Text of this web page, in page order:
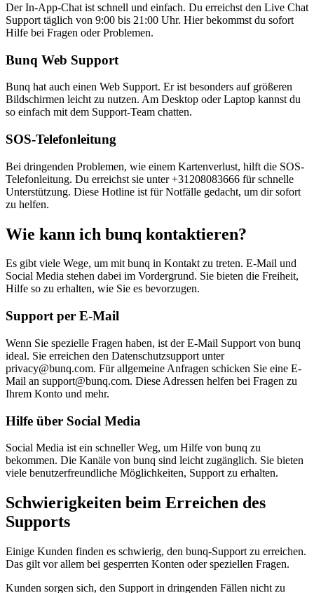
Der In-App-Chat ist schnell und einfach. Du erreichst den Live Chat
Support täglich von 9:00 bis 21:00 Uhr. Hier bekommst du sofort
Hilfe bei Fragen oder Problemen.
Bunq Web Support
Bunq hat auch einen Web Support. Er ist besonders auf größeren
Bildschirmen leicht zu nutzen. Am Desktop oder Laptop kannst du
so einfach mit dem Support-Team chatten.
SOS-Telefonleitung
Bei dringenden Problemen, wie einem Kartenverlust, hilft die SOS-
Telefonleitung. Du erreichst sie unter +31208083666 für schnelle
Unterstützung. Diese Hotline ist für Notfälle gedacht, um dir sofort
zu helfen.
Wie kann ich bunq kontaktieren?
Es gibt viele Wege, um mit bunq in Kontakt zu treten. E-Mail und
Social Media stehen dabei im Vordergrund. Sie bieten die Freiheit,
Hilfe so zu erhalten, wie Sie es bevorzugen.
Support per E-Mail
Wenn Sie spezielle Fragen haben, ist der E-Mail Support von bunq
ideal. Sie erreichen den Datenschutzsupport unter
privacy@bunq.com. Für allgemeine Anfragen schicken Sie eine E-
Mail an support@bunq.com. Diese Adressen helfen bei Fragen zu
Ihrem Konto und mehr.
Hilfe über Social Media
Social Media ist ein schneller Weg, um Hilfe von bunq zu
bekommen. Die Kanäle von bunq sind leicht zugänglich. Sie bieten
viele benutzerfreundliche Möglichkeiten, Support zu erhalten.
Schwierigkeiten beim Erreichen des
Supports
Einige Kunden finden es schwierig, den bunq-Support zu erreichen.
Das gilt vor allem bei gesperrten Konten oder speziellen Fragen.
Kunden sorgen sich, den Support in dringenden Fällen nicht zu